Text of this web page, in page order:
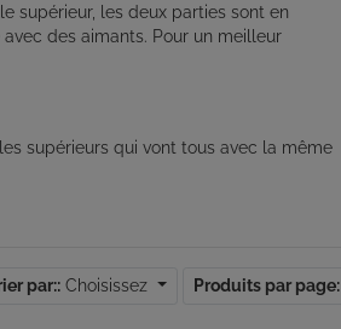
supérieur, les deux parties sont en
des aimants. Pour un meilleur
supérieurs qui vont tous avec la même
par:: Choisissez Produits par page: